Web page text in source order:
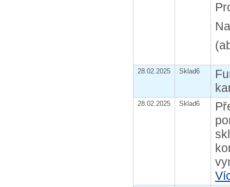
28.02.2025 Sklad6
28.02.2025 Sklad6